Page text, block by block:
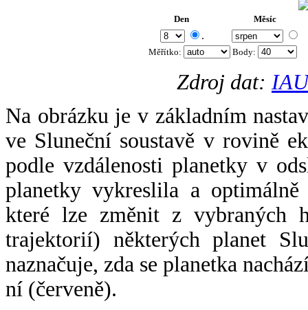
Den Měsíc
.
Měřítko: Body:
Zdroj dat:
Na obrázku je v základním
ve Sluneční soustavě v rovině
podle vzdálenosti planetky v
planetky vykreslila a
které lze změnit z vybraných
trajektorií) některých planet
naznačuje, zda se planetka
ní (červeně).